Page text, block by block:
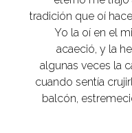
tradición que oí
Yo la oí en el
acaeció, y la
algunas veces la
cuando sentía
balcón,